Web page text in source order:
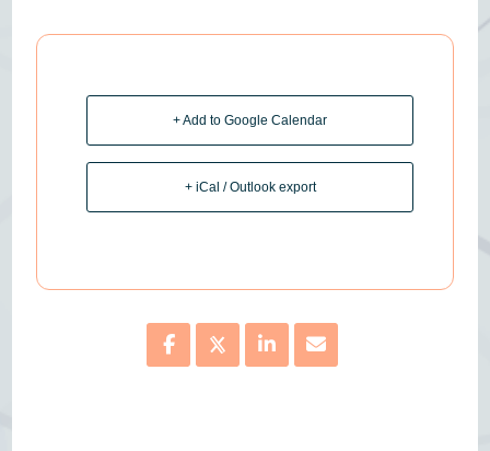
+ Add to Google Calendar
+ iCal / Outlook export